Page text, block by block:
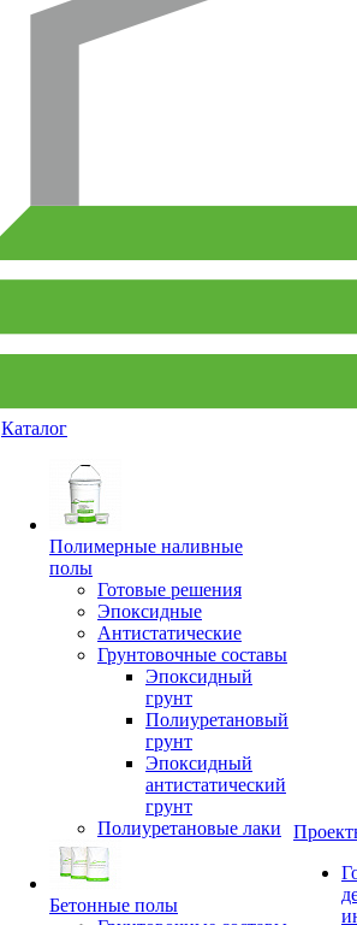
Каталог
Полимерные наливные
полы
Готовые решения
Эпоксидные
Антистатические
Грунтовочные составы
Эпоксидный
грунт
Полиуретановый
грунт
Эпоксидный
антистатический
грунт
Полиуретановые лаки
Бетонные полы